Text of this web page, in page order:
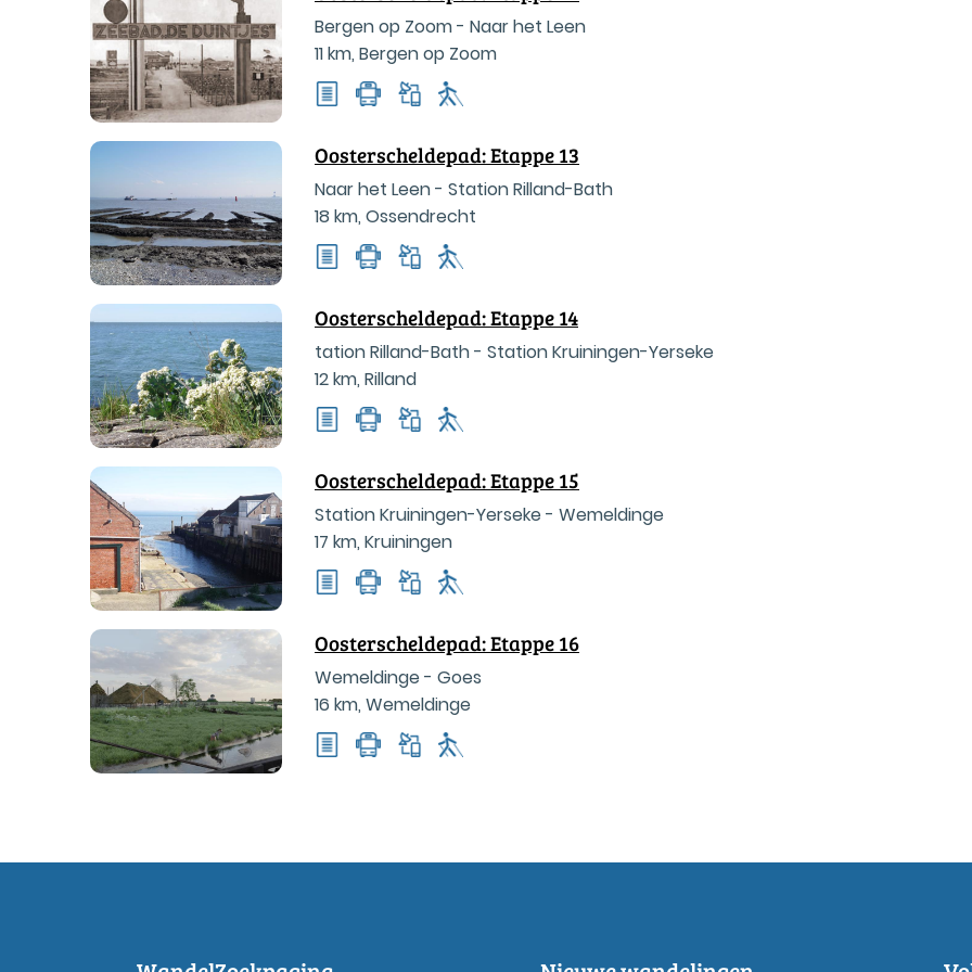
Bergen op Zoom - Naar het Leen
11 km, Bergen op Zoom
Oosterscheldepad: Etappe 13
Naar het Leen - Station Rilland-Bath
18 km, Ossendrecht
Oosterscheldepad: Etappe 14
tation Rilland-Bath - Station Kruiningen-Yerseke
12 km, Rilland
Oosterscheldepad: Etappe 15
Station Kruiningen-Yerseke - Wemeldinge
17 km, Kruiningen
Oosterscheldepad: Etappe 16
Wemeldinge - Goes
16 km, Wemeldinge